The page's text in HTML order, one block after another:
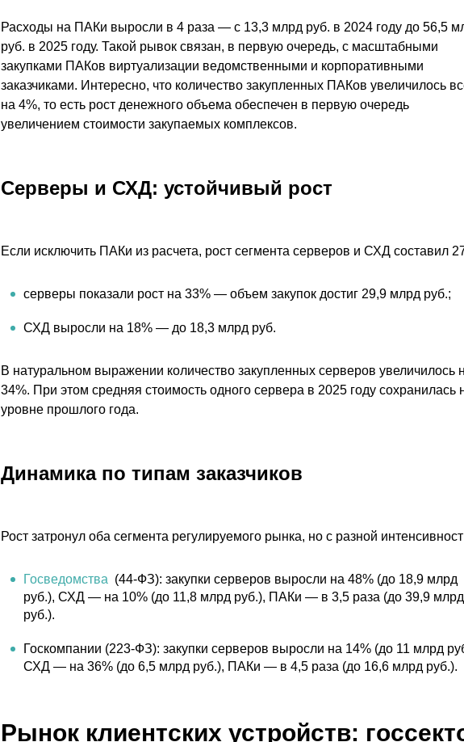
Расходы на ПАКи выросли в 4 раза — с 13,3 млрд руб. в 2024 году до 56,5
руб. в 2025 году. Такой рывок связан, в первую очередь, с масштабными
закупками ПАКов виртуализации ведомственными и корпоративными
заказчиками. Интересно, что количество закупленных ПАКов увеличилось
на 4%, то есть рост денежного объема обеспечен в первую очередь
увеличением стоимости закупаемых комплексов.
Серверы и СХД: устойчивый рост
Если исключить ПАКи из расчета, рост сегмента серверов и СХД составил
серверы показали рост на 33% — объем закупок достиг 29,9 млрд руб.;
СХД выросли на 18% — до 18,3 млрд руб.
В натуральном выражении количество закупленных серверов увеличилось
34%. При этом средняя стоимость одного сервера в 2025 году сохранилась
уровне прошлого года.
Динамика по типам заказчиков
Рост затронул оба сегмента регулируемого рынка, но с разной
Госведомства (44-ФЗ): закупки серверов выросли на 48% (до 18,9 млрд
руб.), СХД — на 10% (до 11,8 млрд руб.), ПАКи — в 3,5 раза (до 39,9 млрд
руб.).
Госкомпании (223-ФЗ): закупки серверов выросли на 14% (до 11 млрд
СХД — на 36% (до 6,5 млрд руб.), ПАКи — в 4,5 раза (до 16,6 млрд руб.).
Рынок клиентских устройств: